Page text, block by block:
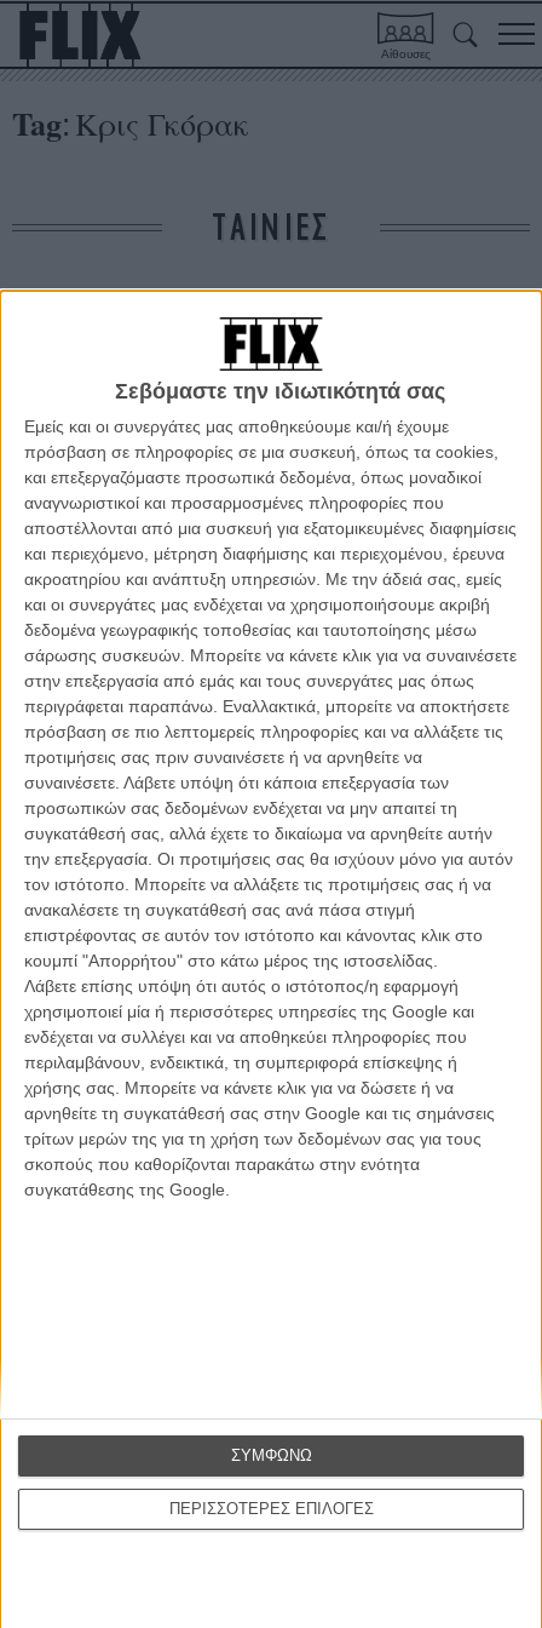
Σεβόμαστε την ιδιωτικότητά σας
Εμείς και οι συνεργάτες μας αποθηκεύουμε και/ή έχουμε
πρόσβαση σε πληροφορίες σε μια συσκευή, όπως τα cookies,
και επεξεργαζόμαστε προσωπικά δεδομένα, όπως μοναδικοί
αναγνωριστικοί και προσαρμοσμένες πληροφορίες που
αποστέλλονται από μια συσκευή για εξατομικευμένες διαφημίσεις
και περιεχόμενο, μέτρηση διαφήμισης και περιεχομένου, έρευνα
ακροατηρίου και ανάπτυξη υπηρεσιών. Με την άδειά σας, εμείς
και οι συνεργάτες μας ενδέχεται να χρησιμοποιήσουμε ακριβή
δεδομένα γεωγραφικής τοποθεσίας και ταυτοποίησης μέσω
σάρωσης συσκευών. Μπορείτε να κάνετε κλικ για να συναινέσετε
στην επεξεργασία από εμάς και τους συνεργάτες μας όπως
περιγράφεται παραπάνω. Εναλλακτικά, μπορείτε να αποκτήσετε
πρόσβαση σε πιο λεπτομερείς πληροφορίες και να αλλάξετε τις
προτιμήσεις σας πριν συναινέσετε ή να αρνηθείτε να
συναινέσετε. Λάβετε υπόψη ότι κάποια επεξεργασία των
προσωπικών σας δεδομένων ενδέχεται να μην απαιτεί τη
συγκατάθεσή σας, αλλά έχετε το δικαίωμα να αρνηθείτε αυτήν
την επεξεργασία. Οι προτιμήσεις σας θα ισχύουν μόνο για αυτόν
τον ιστότοπο. Μπορείτε να αλλάξετε τις προτιμήσεις σας ή να
ανακαλέσετε τη συγκατάθεσή σας ανά πάσα στιγμή
επιστρέφοντας σε αυτόν τον ιστότοπο και κάνοντας κλικ στο
κουμπί "Απορρήτου" στο κάτω μέρος της ιστοσελίδας.
Λάβετε επίσης υπόψη ότι αυτός ο ιστότοπος/η εφαρμογή
χρησιμοποιεί μία ή περισσότερες υπηρεσίες της Google και
ενδέχεται να συλλέγει και να αποθηκεύει πληροφορίες που
περιλαμβάνουν, ενδεικτικά, τη συμπεριφορά επίσκεψης ή
χρήσης σας. Μπορείτε να κάνετε κλικ για να δώσετε ή να
αρνηθείτε τη συγκατάθεσή σας στην Google και τις σημάνσεις
τρίτων μερών της για τη χρήση των δεδομένων σας για τους
σκοπούς που καθορίζονται παρακάτω στην ενότητα
συγκατάθεσης της Google.
ΠΕΡΙΣΣΟΤΕΡΕΣ ΕΠΙΛΟΓΕΣ
ΣΥΜΦΩΝΩ
Αίθουσες
Tag: Κρις Γκόρακ
ΤΑΙΝΙΕΣ
Δε βρέθηκαν σχετικές κριτικές ταινιών.
ΑΡΘΡΑ
«The Darkest Hour»: Οχι μια ταινία για τους
συνδικαλιστές της ΔΕΗ
ΝΕΑ /03 ΑΥΓ 2011/ Γιώργος Κρασσακόπουλος
Βιμ Βέντερς
Συνέντευξη
Η επιτυχία είναι υπερτιμημένη. Δεν σε κάνει
καλύτερο, δεν σε πάει πουθενά η επιτυχία. Είναι
απλώς ένα ωραίο, ανεβαστικό, επιφανειακό
συναίσθημα.»
CONNECT
Εγγράψου στο εβδομαδιαίο newsletter μας.
Θέλω να λαμβάνω τα newsletter σας.